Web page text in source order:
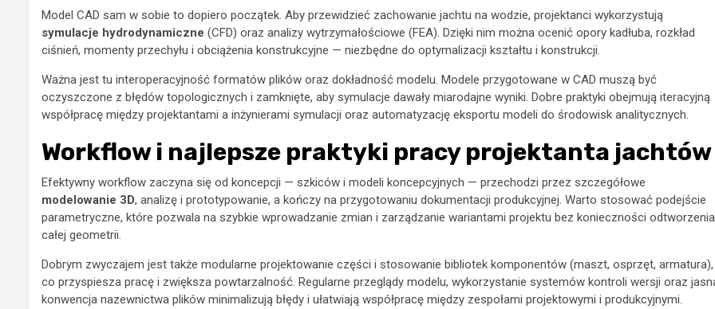
Model CAD sam w sobie to dopiero początek. Aby przewidzieć zachowanie jachtu na wodzie, projektanci wykorzystują
symulacje hydrodynamiczne (CFD) oraz analizy wytrzymałościowe (FEA). Dzięki nim można ocenić opory kadłuba, rozkład
ciśnień, momenty przechyłu i obciążenia konstrukcyjne — niezbędne do optymalizacji kształtu i konstrukcji.
Ważna jest tu interoperacyjność formatów plików oraz dokładność modelu. Modele przygotowane w CAD muszą być
oczyszczone z błędów topologicznych i zamknięte, aby symulacje dawały miarodajne wyniki. Dobre praktyki obejmują iteracyjną
współpracę między projektantami a inżynierami symulacji oraz automatyzację eksportu modeli do środowisk analitycznych.
Workflow i najlepsze praktyki pracy projektanta jachtów
Efektywny workflow zaczyna się od koncepcji — szkiców i modeli koncepcyjnych — przechodzi przez szczegółowe
modelowanie 3D, analizę i prototypowanie, a kończy na przygotowaniu dokumentacji produkcyjnej. Warto stosować podejście
parametryczne, które pozwala na szybkie wprowadzanie zmian i zarządzanie wariantami projektu bez konieczności odtworzenia
całej geometrii.
Dobrym zwyczajem jest także modularne projektowanie części i stosowanie bibliotek komponentów (maszt, osprzęt, armatura),
co przyspiesza pracę i zwiększa powtarzalność. Regularne przeglądy modelu, wykorzystanie systemów kontroli wersji oraz
konwencja nazewnictwa plików minimalizują błędy i ułatwiają współpracę między zespołami projektowymi i produkcyjnymi.